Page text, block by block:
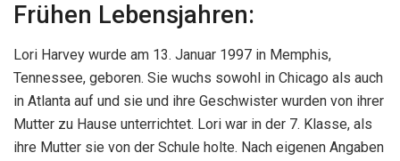
Frühen Lebensjahren:
Lori Harvey wurde am 13. Januar 1997 in Memphis,
Tennessee, geboren. Sie wuchs sowohl in Chicago als auch
in Atlanta auf und sie und ihre Geschwister wurden von ihrer
Mutter zu Hause unterrichtet. Lori war in der 7. Klasse, als
ihre Mutter sie von der Schule holte. Nach eigenen Angaben